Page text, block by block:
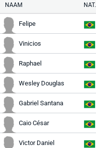
NAAM NAT.
Felipe
Vinicios
Raphael
Wesley Douglas
Gabriel Santana
Caio César
Victor Daniel